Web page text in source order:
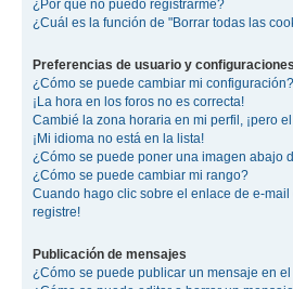
¿Por qué no puedo registrarme?
¿Cuál es la función de "Borrar todas las
Preferencias de usuario y configuraciones
¿Cómo se puede cambiar mi configuración?
¡La hora en los foros no es correcta!
Cambié la zona horaria en mi perfil, ¡pero
¡Mi idioma no está en la lista!
¿Cómo se puede poner una imagen abajo
¿Cómo se puede cambiar mi rango?
Cuando hago clic sobre el enlace de e-
registre!
Publicación de mensajes
¿Cómo se puede publicar un mensaje en